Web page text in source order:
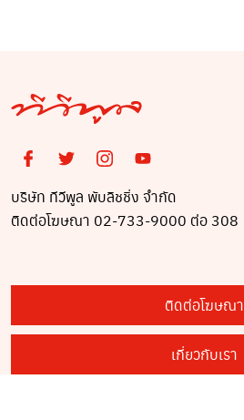
บริษัท ทีวีพูล พับลิชชิ่ง จำกัด
ติดต่อโฆษณา 02-733-9000 ต่อ 308
ติดต่อโฆษณา
เกี่ยวกับเรา